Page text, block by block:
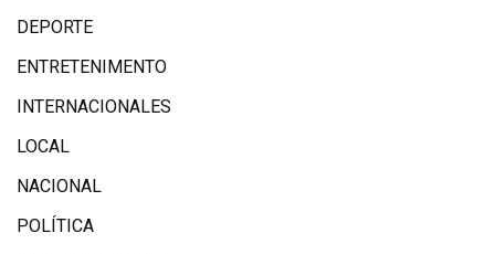
DEPORTE
ENTRETENIMENTO
INTERNACIONALES
LOCAL
NACIONAL
POLÍTICA